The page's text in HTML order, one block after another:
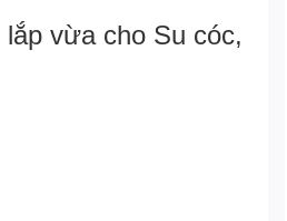
vừa cho Su cóc,